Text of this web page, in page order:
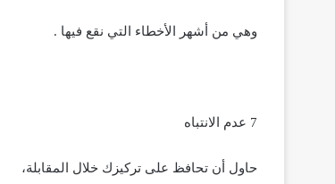
وهي من أشهر الأخطاء التي نقع فيها .
7 عدم الانتباه
حاول أن تحافظ على تركيزك خلال المقابلة،